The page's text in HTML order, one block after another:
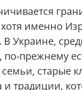
хотя именно
Украине,
по-прежнему
старые
и традиции,